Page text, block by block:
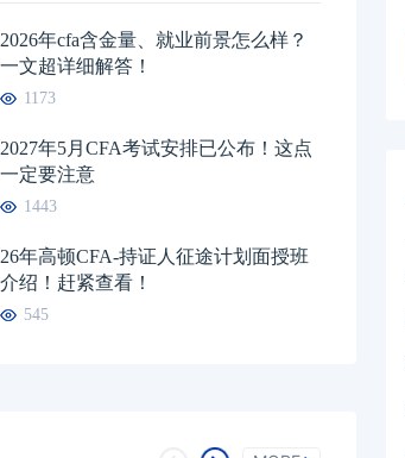
2026年cfa含金量、就业前景怎么样？
一文超详细解答！
1173
2027年5月CFA考试安排已公布！这点
一定要注意
1443
26年高顿CFA-持证人征途计划面授班
介绍！赶紧查看！
545
17
17
2026年CFA教材科目